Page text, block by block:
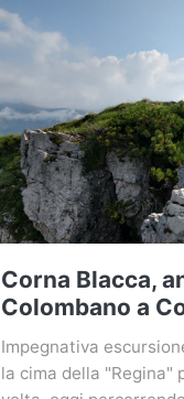
Corna Blacca,
Colombano a
Impegnativa
la cima della "Regina"